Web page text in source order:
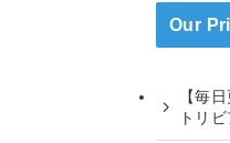
Our
【毎
トリビ